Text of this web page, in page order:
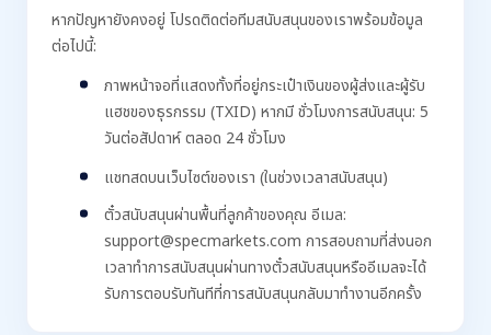
หากปัญหายังคงอยู่ โปรดติดต่อทีมสนับสนุนของเราพร้อมข้อมูล
ต่อไปนี้:
ภาพหน้าจอที่แสดงทั้งที่อยู่กระเป๋าเงินของผู้ส่งและผู้รับ
แฮชของธุรกรรม (TXID) หากมี ชั่วโมงการสนับสนุน: 5
วันต่อสัปดาห์ ตลอด 24 ชั่วโมง
แชทสดบนเว็บไซต์ของเรา (ในช่วงเวลาสนับสนุน)
ตั๋วสนับสนุนผ่านพื้นที่ลูกค้าของคุณ อีเมล:
support@specmarkets.com การสอบถามที่ส่งนอก
เวลาทำการสนับสนุนผ่านทางตั๋วสนับสนุนหรืออีเมลจะได้
รับการตอบรับทันทีที่การสนับสนุนกลับมาทำงานอีกครั้ง